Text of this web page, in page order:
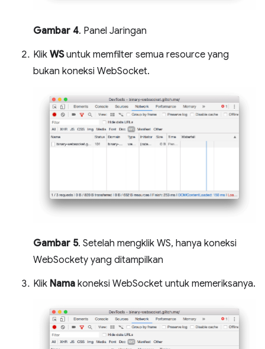
Gambar 4. Panel Jaringan
Klik WSuntuk memfilter semua resource yang
bukan koneksi WebSocket.
Gambar 5. Setelah mengklik WS, hanya koneksi
WebSockety yang ditampilkan
Klik Nama koneksi WebSocket untuk memeriksanya.